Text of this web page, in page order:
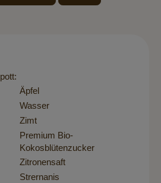
Äpfel
Wasser
Zimt
Premium Bio-
Kokosblütenzucker
Zitronensaft
Strernanis